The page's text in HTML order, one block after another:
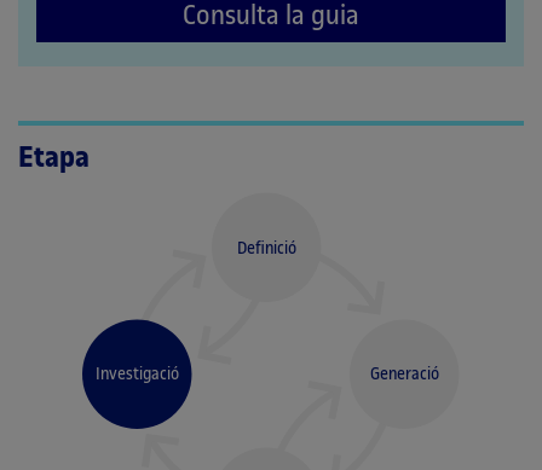
Consulta la guia
Etapa
Investigació
Definició
Generació